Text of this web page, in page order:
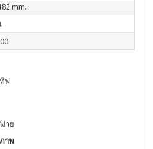
mm.
ฟ
าย
าพ